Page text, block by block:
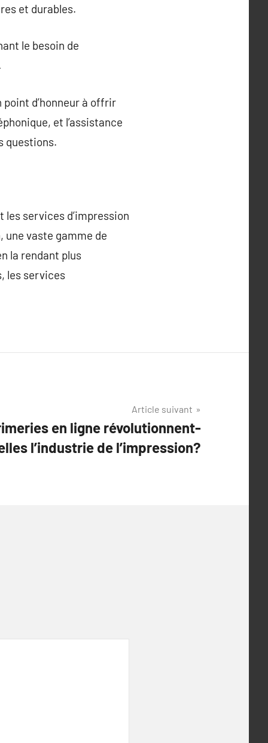
et durables.
le besoin de
d’honneur à offrir
et l’assistance
questions.
services d’impression
une vaste gamme de
la rendant plus
les services
Article suivant
en ligne révolutionnent-
l’industrie de l’impression?